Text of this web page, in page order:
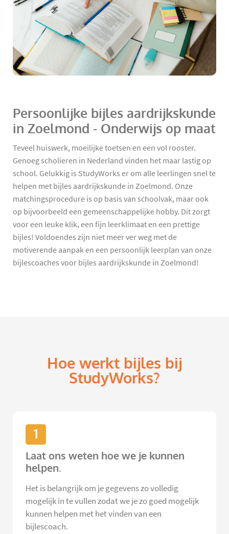
Persoonlijke bijles aardrijkskunde
in Zoelmond - Onderwijs op maat
Teveel huiswerk, moeilijke toetsen en een vol rooster.
Genoeg scholieren in Nederland vinden het maar lastig op
school. Gelukkig is StudyWorks er om alle leerlingen snel te
helpen met bijles aardrijkskunde in Zoelmond. Onze
matchingsprocedure is op basis van schoolvak, maar ook
op bijvoorbeeld een gemeenschappelijke hobby. Dit zorgt
voor een leuke klik, een fijn leerklimaat en een prettige
bijles! Voldoendes zijn niet meer ver weg met de
motiverende aanpak en een persoonlijk leerplan van onze
bijlescoaches voor bijles aardrijkskunde in Zoelmond!
Hoe werkt bijles bij
StudyWorks?
1
Laat ons weten hoe we je kunnen
helpen.
Het is belangrijk om je gegevens zo volledig
mogelijk in te vullen zodat we je zo goed mogelijk
kunnen helpen met het vinden van een
bijlescoach.